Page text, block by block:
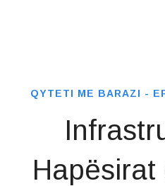
QYTETI ME BARAZI -
Hapësirat